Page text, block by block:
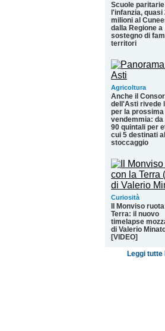
Scuole
l'infanzia, quasi
milioni al
dalla Regione a
sostegno di
territori
Agricoltura
Anche il
dell'Asti rivede
per la prossima
vendemmia: da
90 quintali per
cui 5 destinati
stoccaggio
Curiosità
Il Monviso
Terra: il nuovo
timelapse
di Valerio
[VIDEO]
Leggi tutte